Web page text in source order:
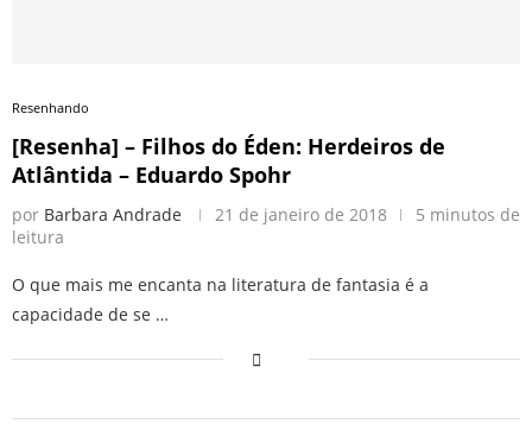
Resenhando
[Resenha] – Filhos do Éden: Herdeiros de
Atlântida – Eduardo Spohr
por Barbara Andrade 21 de janeiro de 2018
5 minutos de
leitura
O que mais me encanta na literatura de fantasia é a
capacidade de se …